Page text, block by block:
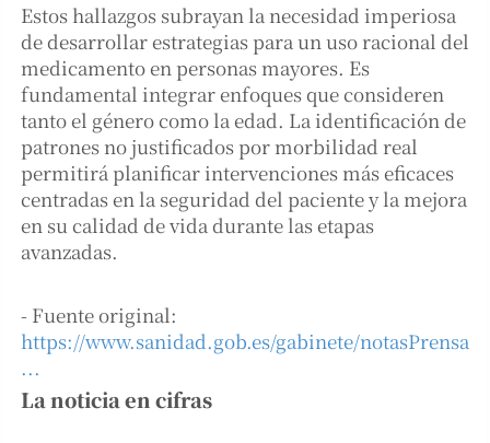
Estos hallazgos subrayan la necesidad imperiosa
de desarrollar estrategias para un uso racional del
medicamento en personas mayores. Es
fundamental integrar enfoques que consideren
tanto el género como la edad. La identificación de
patrones no justificados por morbilidad real
permitirá planificar intervenciones más eficaces
centradas en la seguridad del paciente y la mejora
en su calidad de vida durante las etapas
avanzadas.
- Fuente original:
https://www.sanidad.gob.es/gabinete/notasPrensa
...
La noticia en cifras